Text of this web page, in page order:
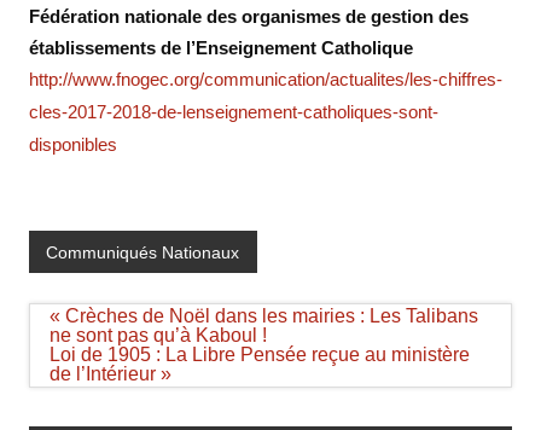
Fédération nationale des organismes de gestion des
établissements de l’Enseignement Catholique
http://www.fnogec.org/communication/actualites/les-chiffres-
cles-2017-2018-de-lenseignement-catholiques-sont-
disponibles
Communiqués Nationaux
Navigation
de
l’article
« Crèches de Noël dans les mairies : Les Talibans
ne sont pas qu’à Kaboul !
Loi de 1905 : La Libre Pensée reçue au ministère
de l’Intérieur »